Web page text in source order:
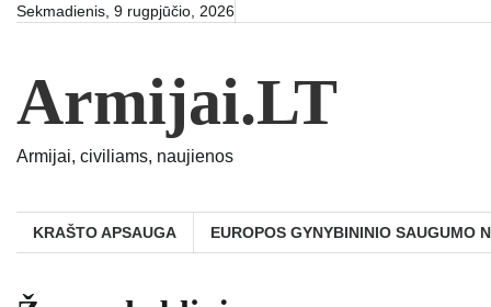
SkipSekmadienis, 9 rugpjūčio, 2026
Armijai.LT
Armijai, civiliams, naujienos
KRAŠTO APSAUGA EUROPOS GYNYBININIO SAUGUMO